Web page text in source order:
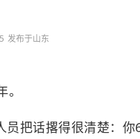
发布于山东
员把话撂得很清楚：你